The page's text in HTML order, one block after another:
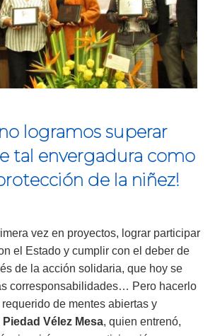
no logramos superar
tal envergadura como
de la niñez!
vez en proyectos, lograr participar
el Estado y cumplir con el deber de
de la acción solidaria, que hoy se
corresponsabilidades… Pero hacerlo
de mentes abiertas y
Piedad Vélez Mesa, quien entrenó,